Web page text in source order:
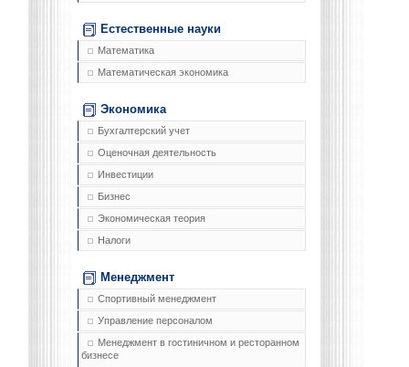
Естественные науки
Математика
Математическая экономика
Экономика
Бухгалтерский учет
Оценочная деятельность
Инвестиции
Бизнес
Экономическая теория
Налоги
Менеджмент
Спортивный менеджмент
Управление персоналом
Менеджмент в гостиничном и ресторанном
бизнесе